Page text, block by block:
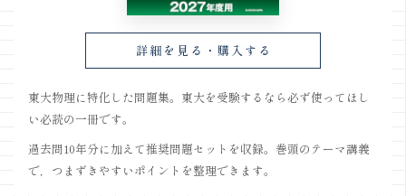
詳細を見る・購入する
東大物理に特化した問題集。東大を受験するなら必ず使ってほし
い必読の一冊です。
過去問10年分に加えて推奨問題セットを収録。巻頭のテーマ講義
で，つまずきやすいポイントを整理できます。